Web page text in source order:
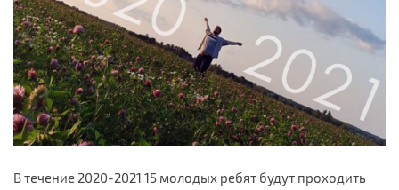
В течение 2020-2021 15 молодых ребят будут проходить